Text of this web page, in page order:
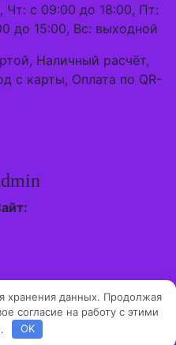
Чт: с 09:00 до 18:00, Пт:
до 15:00, Вс: выходной
Наличный расчёт,
с карты, Оплата по QR-
Работает наWordPress |
отThemeArile
хранения данных. Продолжая
согласие на работу с этими
OK